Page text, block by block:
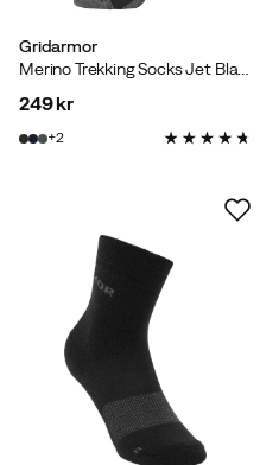
Gridarmor
price
249 kr
2